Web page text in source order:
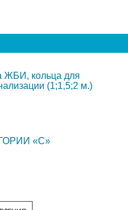
ЖБИ, кольца для
(1;1,5;2 м.)
«C»